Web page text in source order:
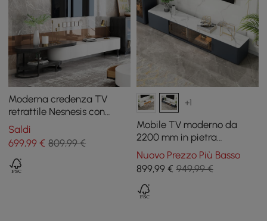
Moderna credenza TV
retrattile Nesnesis con
portaoggetti in bianco e
nero
Saldi
699,99 € 809,99 €
+1
Mobile TV moderno da
2200 mm in pietra
sinterizzata grigio scuro
con 4 cassetti
Nuovo Prezzo Più Basso
899,99€ 949,99 €